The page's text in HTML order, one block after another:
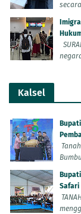
Kalsel
Safari